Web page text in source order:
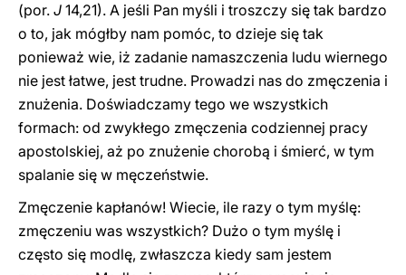
(por. J 14,21). A jeśli Pan myśli i troszczy się tak bardzo
o to, jak mógłby nam pomóc, to dzieje się tak
ponieważ wie, iż zadanie namaszczenia ludu wiernego
nie jest łatwe, jest trudne. Prowadzi nas do zmęczenia i
znużenia. Doświadczamy tego we wszystkich
formach: od zwykłego zmęczenia codziennej pracy
apostolskiej, aż po znużenie chorobą i śmierć, w tym
spalanie się w męczeństwie.
Zmęczenie kapłanów! Wiecie, ile razy o tym myślę:
zmęczeniu was wszystkich? Dużo o tym myślę i
często się modlę, zwłaszcza kiedy sam jestem